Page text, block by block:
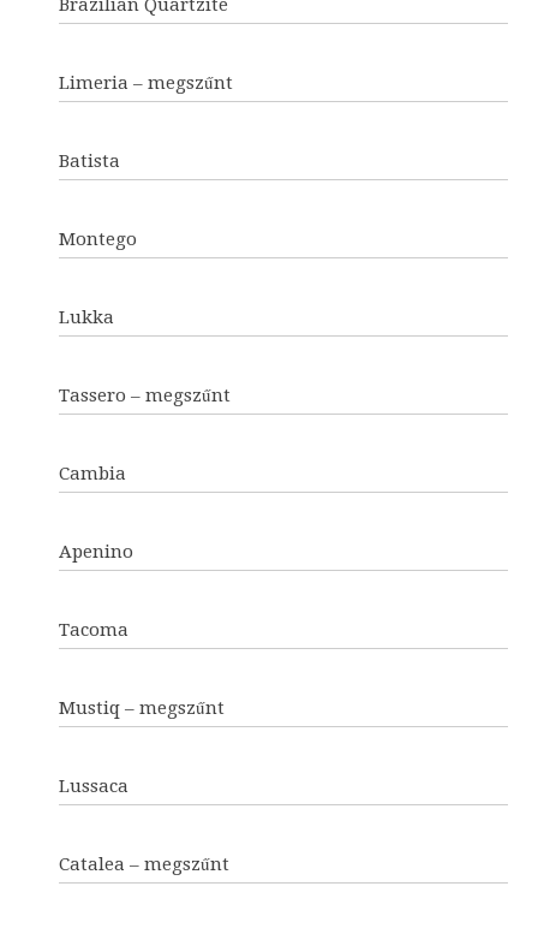
Brazilian Quartzite
Limeria – megszűnt
Batista
Montego
Lukka
Tassero – megszűnt
Cambia
Apenino
Tacoma
Mustiq – megszűnt
Lussaca
Catalea – megszűnt